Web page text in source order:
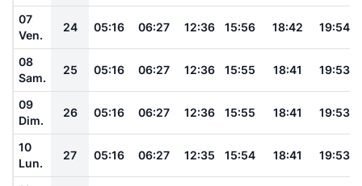
07
Ven.
24 05:16 06:27 12:36 15:56 18:42 19:54
08
Sam.
25 05:16 06:27 12:36 15:55 18:41 19:53
09
Dim.
26 05:16 06:27 12:36 15:55 18:41 19:53
10
Lun.
27 05:16 06:27 12:35 15:54 18:41 19:53